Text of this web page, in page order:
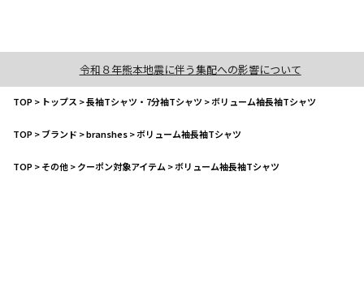
令和８年熊本地震に伴う集配への影響について
TOP> トップス >長袖Tシャツ・7分袖Tシャツ >ボリューム袖長袖Tシャツ
TOP>ブランド >branshes>ボリューム袖長袖Tシャツ
TOP>その他>クーポン対象アイテム >ボリューム袖長袖Tシャツ